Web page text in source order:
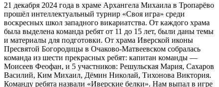
21 декабря 2024 года в храме Архангела Михаила в Тропарёво
прошёл интеллектуальный турнир «Своя игра» среди
воскресных школ западного викариатства. От каждого храма
была выделена команда ребят от 11 до 15 лет, были даны темы
и материалы для подготовки. От храма Иверской иконы
Пресвятой Богородицы в Очаково-Матвеевском собралась
команда из шести прекрасных ребят: капитан команды —
Моисеев Феофан, и 5 участников: Решульская Мария, Сахаров
Василий, Ким Михаил, Дёмин Николай, Тихонова Виктория.
Команду ребята назвали «Иверские белки». Нам выпал в игре